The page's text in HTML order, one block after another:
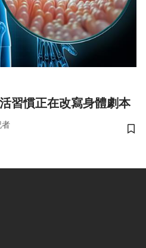
運 你的生活習慣正在改寫身體劇本
者
儲